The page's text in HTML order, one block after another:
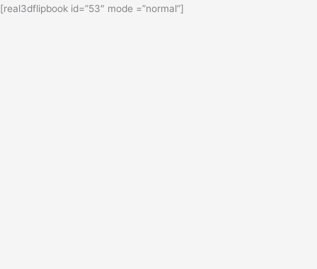
[real3dflipbook id=”53″ mode =”normal”]